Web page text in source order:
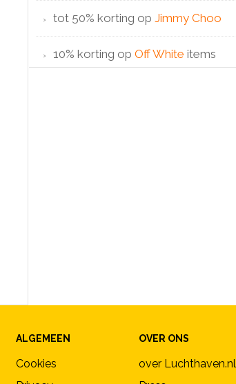
tot 50% korting op Jimmy Choo
10% korting op Off White items
ALGEMEEN
Cookies
OVER ONS
over Luchthaven.nl